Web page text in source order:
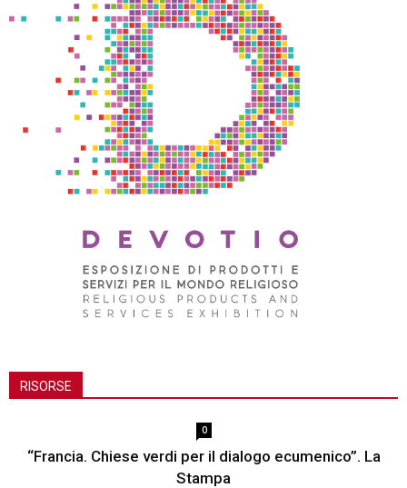
RISORSE
0
“Francia. Chiese verdi per il dialogo ecumenico”. La
Stampa